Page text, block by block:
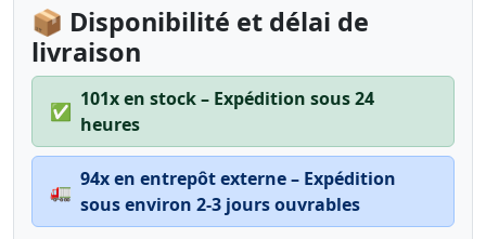
📦 Disponibilité et délai de
livraison
✅
101x en stock – Expédition sous 24
heures
🚛
94x en entrepôt externe – Expédition
sous environ 2-3 jours ouvrables